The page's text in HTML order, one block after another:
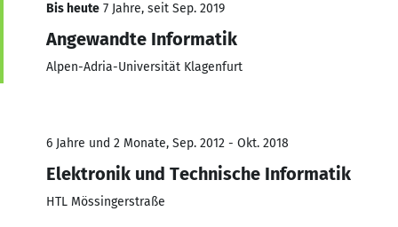
Bis heute 7 Jahre, seit Sep. 2019
Angewandte Informatik
Alpen-Adria-Universität Klagenfurt
6 Jahre und 2 Monate, Sep. 2012 - Okt. 2018
Elektronik und Technische Informatik
HTL Mössingerstraße